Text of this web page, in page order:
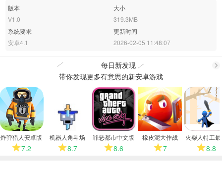
版本
V1.0
大小
319.3MB
系统要求
安卓4.1
更新时间
2026-02-05 11:48:07
每日新发现
多
带你发现更多有意思的新安卓游戏
炸弹猎人安卓版
7.2
机器人角斗场
8.7
罪恶都市中文版
8.6
橡皮泥大作战
2026
7
火柴人特工
版8.8